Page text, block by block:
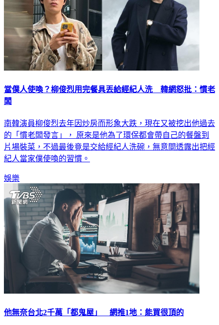
當僕人使喚？柳俊烈用完餐具丟給經紀人洗 韓網怒批：慣老
闆
南韓演員柳俊烈去年因炒房而形象大跌，現在又被挖出他過去
的「慣老闆發言」， 原來是他為了環保都會帶自己的餐盤到
片場裝菜，不過最後竟是交給經紀人洗碗，無意間透露出把經
紀人當家僕使喚的習慣。
娛樂
他無奈台北2千萬「都鬼屋」 網推1地：能買很頂的